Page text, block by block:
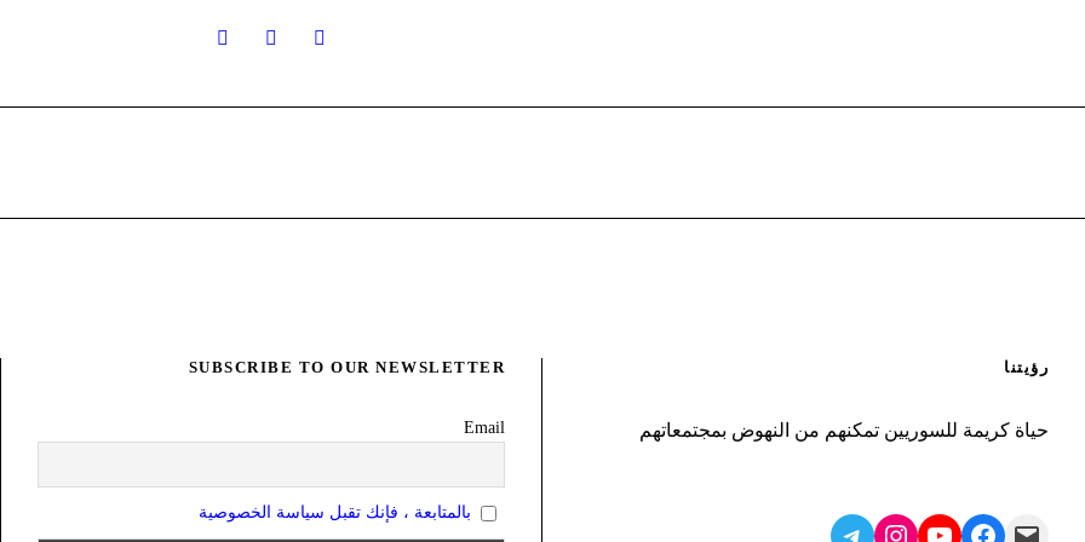
رؤيتنا
حياة كريمة للسوريين تمكنهم من النهوض بمجتمعاتهم
Mail
Facebook
YouTube
Instagram
Telegram
SUBSCRIBE TO OUR NEWSLETTER
Email
بالمتابعة ، فإنك تقبل سياسة الخصوصية